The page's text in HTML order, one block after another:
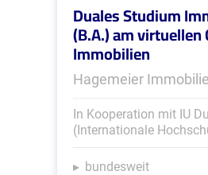
Duales Studium
(B.A.) am
Immobilien
Hagemeier
In Kooperation mit IU
(Internationale
bundesweit